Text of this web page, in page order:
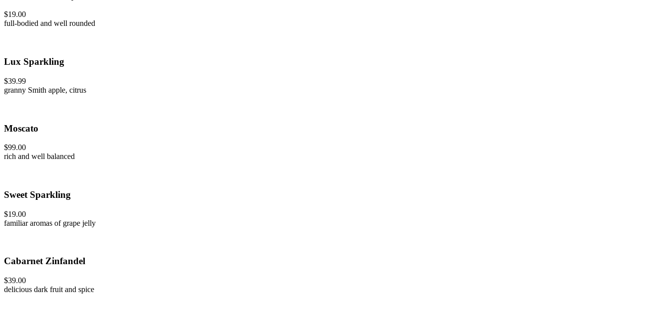
$19.00
full-bodied and well rounded
Lux Sparkling
$39.99
granny Smith apple, citrus
Moscato
$99.00
rich and well balanced
Sweet Sparkling
$19.00
familiar aromas of grape jelly
Cabarnet Zinfandel
$39.00
delicious dark fruit and spice